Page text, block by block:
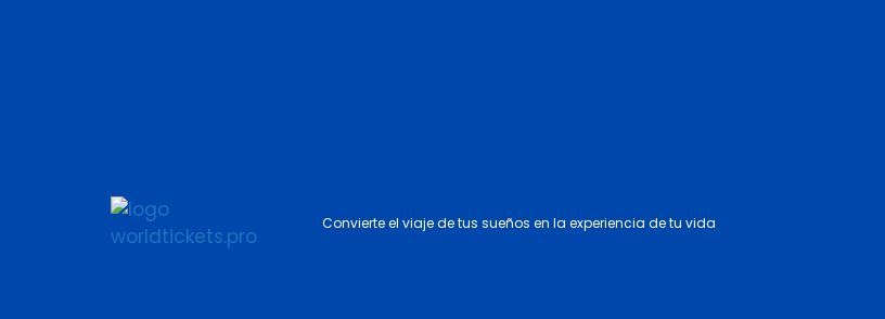
Convierte el viaje de tus sueños en la experiencia de tu vida